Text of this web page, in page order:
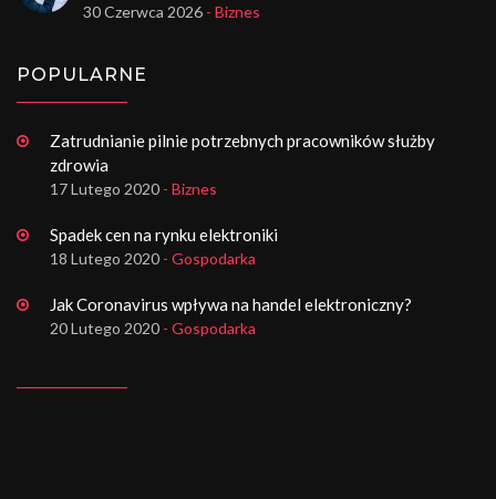
30 Czerwca 2026 - Biznes
POPULARNE
Zatrudnianie pilnie potrzebnych pracowników służby
zdrowia
17 Lutego 2020 - Biznes
Spadek cen na rynku elektroniki
18 Lutego 2020 - Gospodarka
Jak Coronavirus wpływa na handel elektroniczny?
20 Lutego 2020 - Gospodarka